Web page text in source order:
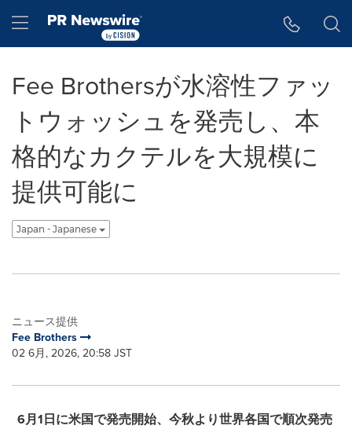
Hamburger menu
Fee Brothersが水溶性ファッ
トウォッシュを発売し、本
格的なカクテルを大規模に
提供可能に
Japan - Japanese
ニュース提供
Fee Brothers
02 6月, 2026, 20:58 JST
6月1日に米国で発売開始、今秋より世界各国で順次発売